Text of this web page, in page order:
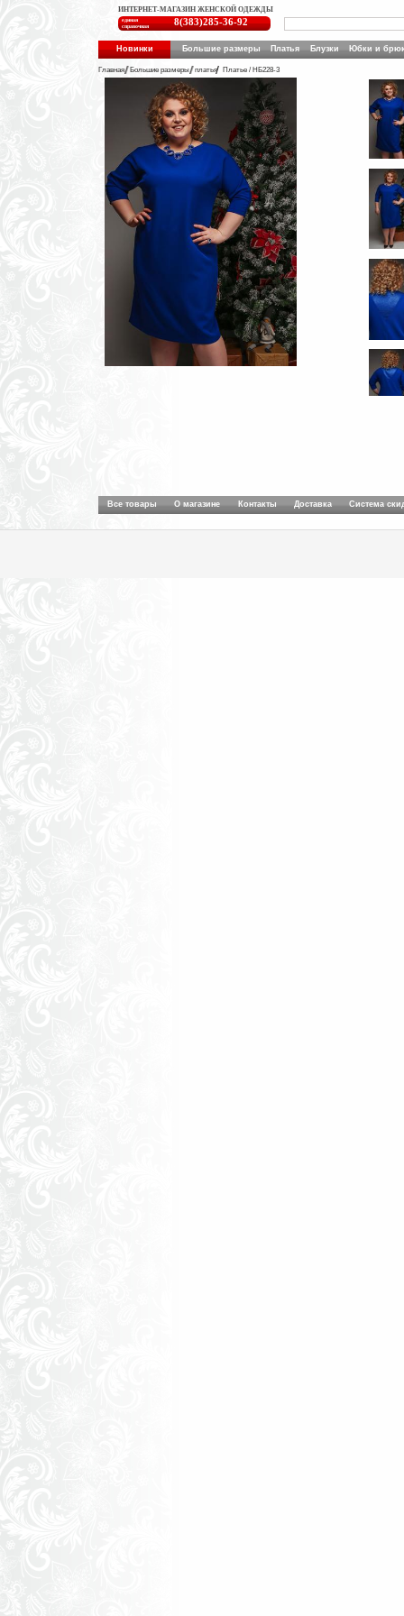
ИНТЕРНЕТ-МАГАЗИН ЖЕНСКОЙ ОДЕЖДЫ
единая
справочная
8(383)285-36-92
Новинки Большие размеры Платья Блузки Юбки и
Главная Большие размеры платья Платье / НБ228-3
Все товары О магазине Контакты Доставка Система